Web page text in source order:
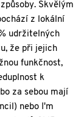
Skvělým
z lokální
udržitelných
že při jejich
funkčnost,
k
za sebou mají
nebo I'm